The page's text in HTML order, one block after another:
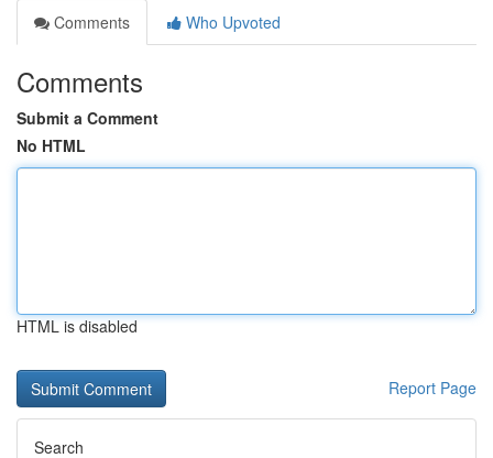
Comments
Who Upvoted
Comments
Submit a Comment
No HTML
HTML is disabled
Report Page
Search